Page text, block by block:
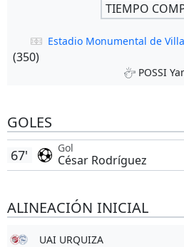
TIEMPO
Estadio Monumental de
(350)
POSSI
GOLES
Gol
César Rodríguez
67'
ALINEACIÓN INICIAL
UAI URQUIZA